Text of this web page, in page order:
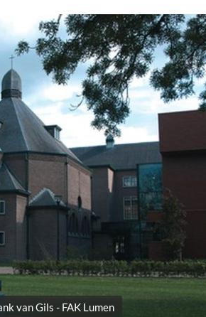
van Gils - FAK Lumen